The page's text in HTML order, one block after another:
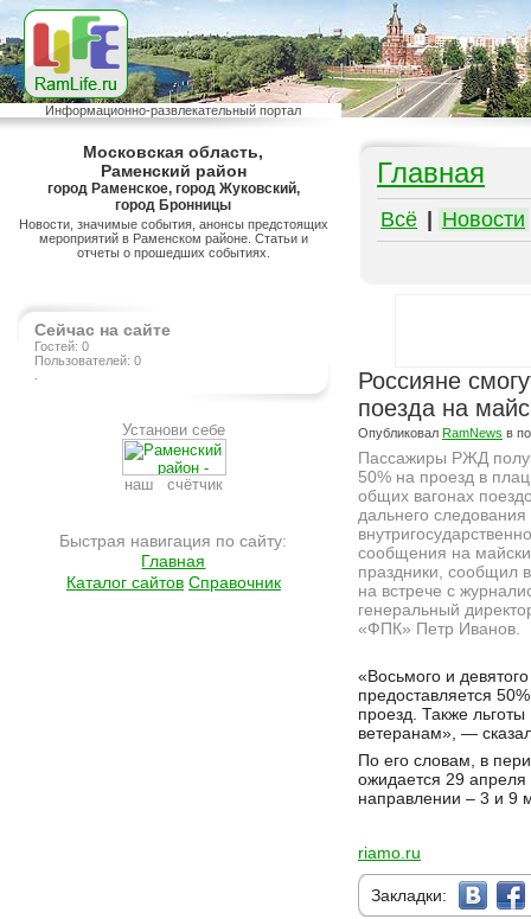
Информационно-развлекательный портал
Московская область,
Раменский район
город Раменское, город Жуковский,
город Бронницы
Новости, значимые события, анонсы предстоящих
мероприятий в Раменском районе. Статьи и
отчеты о прошедших событиях.
Сейчас на сайте
Гостей: 0
Пользователей: 0
Установи себе
наш счётчик
Быстрая навигация по сайту:
Главная
Каталог сайтов Справочник
Главная
Всё Новости
Россияне
поезда на
Опубликовал RamNews в
Пассажиры РЖД
50% на проезд в
общих вагонах
дальнего следования
сообщения на
праздники, сообщил в
на встрече с
генеральный
«ФПК» Петр Иванов.
«Восьмого и
предоставляется
проезд. Также льготы
ветеранам», —
По его словам, в
ожидается 29
направлении – 3 и 9
riamo.ru
Закладки: